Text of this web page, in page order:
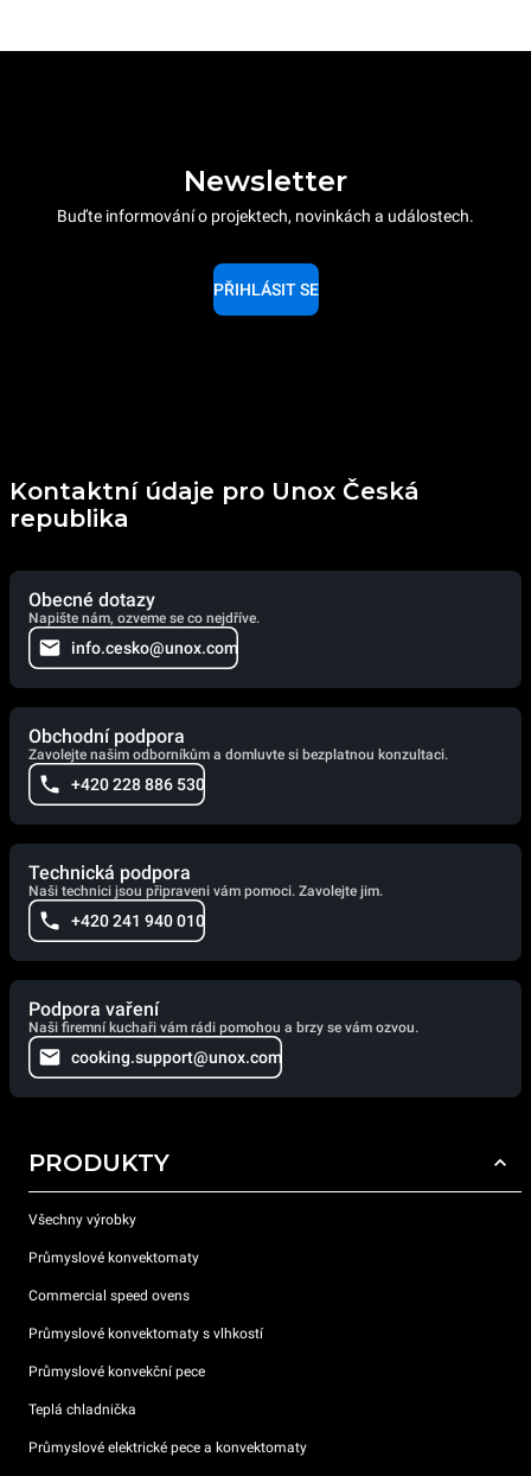
Newsletter
Buďte informování o projektech, novinkách a událostech.
PŘIHLÁSIT SE
Kontaktní údaje pro Unox Česká
republika
Obecné dotazy
Napište nám, ozveme se co nejdříve.
info.cesko@unox.com
Obchodní podpora
Zavolejte našim odborníkům a domluvte si bezplatnou konzultaci.
+420 228 886 530
Technická podpora
Naši technici jsou připraveni vám pomoci. Zavolejte jim.
+420 241 940 010
Podpora vaření
Naši firemní kuchaři vám rádi pomohou a brzy se vám ozvou.
cooking.support@unox.com
PRODUKTY
Všechny výrobky
Průmyslové konvektomaty
Commercial speed ovens
Průmyslové konvektomaty s vlhkostí
Průmyslové konvekční pece
Teplá chladnička
Průmyslové elektrické pece a konvektomaty